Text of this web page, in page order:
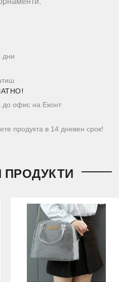
дни
до офис на Еконт
продукта в 14 дневен срок!